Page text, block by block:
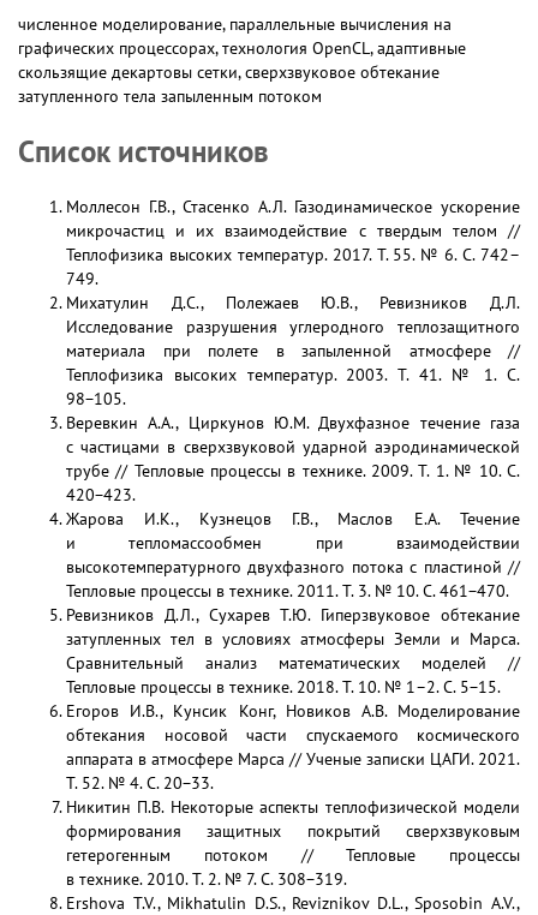
численное моделирование, параллельные вычисления на
графических процессорах, технология OpenCL, адаптивные
скользящие декартовы сетки, сверхзвуковое обтекание
затупленного тела запыленным потоком
Список источников
Моллесон Г.В., Стасенко А.Л. Газодинамическое ускорение
микрочастиц и их взаимодействие с твердым телом //
Теплофизика высоких температур. 2017. Т. 55. № 6. С. 742–
749.
Михатулин Д.С., Полежаев Ю.В., Ревизников Д.Л.
Исследование разрушения углеродного теплозащитного
материала при полете в запыленной атмосфере //
Теплофизика высоких температур. 2003. Т. 41. № 1. С.
98−105.
Веревкин А.А., Циркунов Ю.М. Двухфазное течение газа
с частицами в сверхзвуковой ударной аэродинамической
трубе // Тепловые процессы в технике. 2009. Т. 1. № 10. С.
420−423.
Жарова И.К., Кузнецов Г.В., Маслов Е.А. Течение
и тепломассообмен при взаимодействии
высокотемпературного двухфазного потока с пластиной //
Тепловые процессы в технике. 2011. Т. 3. № 10. С. 461−470.
Ревизников Д.Л., Сухарев Т.Ю. Гиперзвуковое обтекание
затупленных тел в условиях атмосферы Земли и Марса.
Сравнительный анализ математических моделей //
Тепловые процессы в технике. 2018. Т. 10. № 1–2. С. 5−15.
Егоров И.В., Кунсик Конг, Новиков А.В. Моделирование
обтекания носовой части спускаемого космического
аппарата в атмосфере Марса // Ученые записки ЦАГИ. 2021.
Т. 52. № 4. С. 20−33.
Никитин П.В. Некоторые аспекты теплофизической модели
формирования защитных покрытий сверхзвуковым
гетерогенным потоком // Тепловые процессы
в технике. 2010. Т. 2. № 7. С. 308−319.
Ershova T.V., Mikhatulin D.S., Reviznikov D.L., Sposobin A.V.,